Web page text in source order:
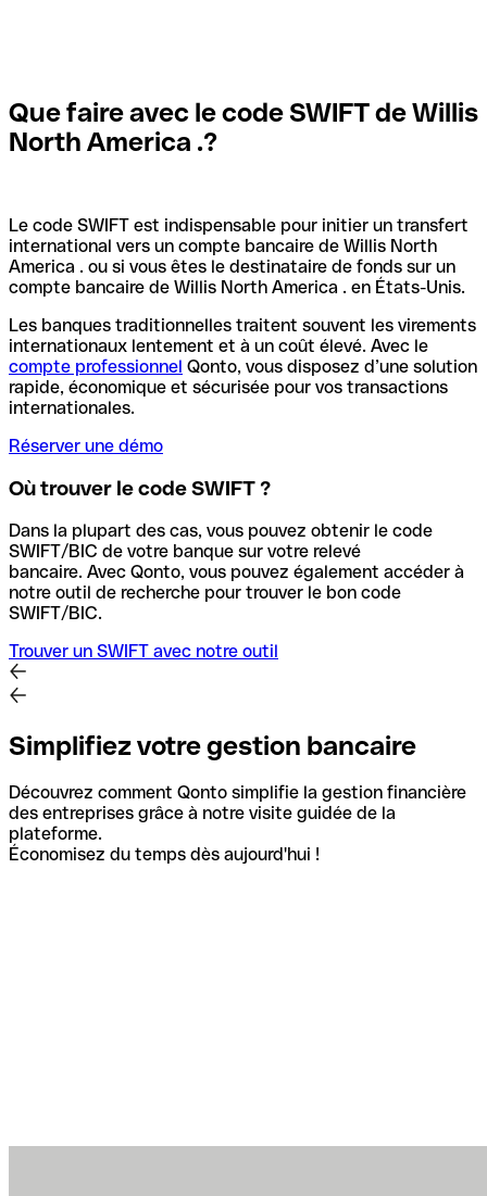
Que faire avec le code SWIFT de Willis
North America .?
Le code SWIFT est indispensable pour initier un transfert
international vers un compte bancaire de Willis North
America . ou si vous êtes le destinataire de fonds sur un
compte bancaire de Willis North America . en États-Unis.
Les banques traditionnelles traitent souvent les virements
internationaux lentement et à un coût élevé. Avec le
compte professionnel Qonto, vous disposez d’une solution
rapide, économique et sécurisée pour vos transactions
internationales.
Réserver une démo
Où trouver le code SWIFT ?
Dans la plupart des cas, vous pouvez obtenir le code
SWIFT/BIC de votre banque sur votre relevé
bancaire. Avec Qonto, vous pouvez également accéder à
notre outil de recherche pour trouver le bon code
SWIFT/BIC.
Trouver un SWIFT avec notre outil
Simplifiez votre gestion bancaire
Découvrez comment Qonto simplifie la gestion financière
des entreprises grâce à notre visite guidée de la
plateforme.
Économisez du temps dès aujourd'hui !